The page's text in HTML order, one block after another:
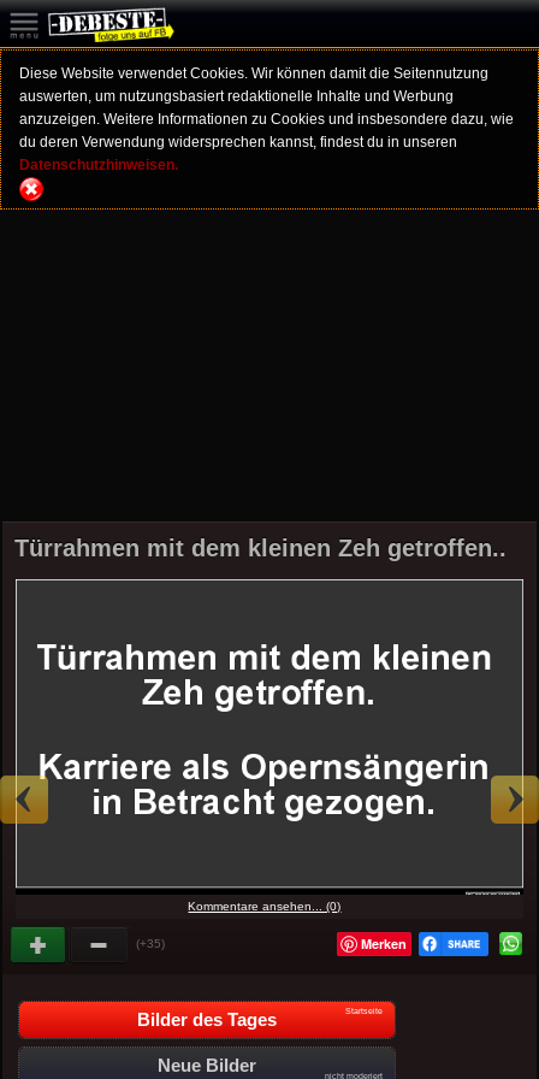
Diese Website verwendet Cookies. Wir können damit die Seitennutzung
auswerten, um nutzungsbasiert redaktionelle Inhalte und Werbung
anzuzeigen. Weitere Informationen zu Cookies und insbesondere dazu, wie
du deren Verwendung widersprechen kannst, findest du in unseren
Datenschutzhinweisen.
Türrahmen mit dem kleinen Zeh getroffen..
Kommentare ansehen... (0)
(+35) Merken
Bilder des Tages Startseite
Neue Bilder
nicht moderiert